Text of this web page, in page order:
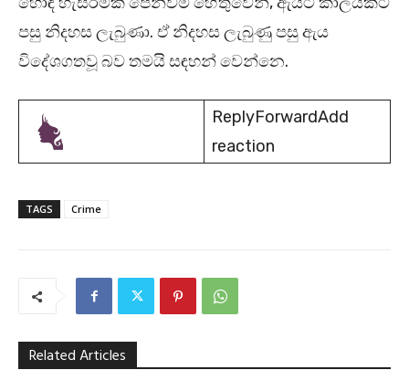
පසු නිදහස ලැබුණා. ඒ නිදහස ලැබුණු පසු ඇය
විදේශගතවූ බව තමයි සඳහන් වෙන්නෙ.
ReplyForwardAdd
reaction
TAGS Crime
Related Articles